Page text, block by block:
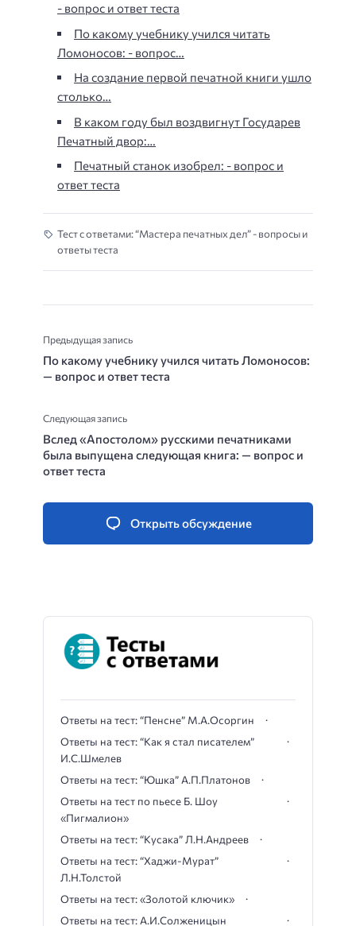
- вопрос и ответ теста
По какому учебнику учился читать
Ломоносов: - вопрос…
На создание первой печатной книги ушло
столько…
В каком году был воздвигнут Государев
Печатный двор:…
Печатный станок изобрел: - вопрос и
ответ теста
Тест с ответами: “Мастера печатных дел” - вопросы и
ответы теста
Предыдущая запись
По какому учебнику учился читать Ломоносов:
— вопрос и ответ теста
Следующая запись
Вслед «Апостолом» русскими печатниками
была выпущена следующая книга: — вопрос и
ответ теста
Открыть обсуждение
Ответы на тест: “Пенсне” М.А.Осоргин
Ответы на тест: “Как я стал писателем”
И.С.Шмелев
Ответы на тест: “Юшка” А.П.Платонов
Ответы на тест по пьесе Б. Шоу
«Пигмалион»
Ответы на тест: “Кусака” Л.Н.Андреев
Ответы на тест: “Хаджи-Мурат”
Л.Н.Толстой
Ответы на тест: «Золотой ключик»
Ответы на тест: А.И.Солженицын